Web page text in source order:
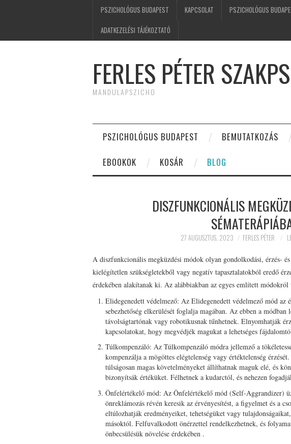
PSZICHOLÓGUS BUDAPEST KAPCSOLAT PSZICHOLÓGUS
ADATKEZELÉSI TÁJÉKOZTATÓ
FERLES PÉTER
MANDULAPSZICHO
PSZICHOLÓGUS BUDAPEST BEMUTATKOZÁS
EBOOKOK
KOSÁR BLOG
DISZFUNKCIONÁLIS
27 AUGUSZTUS, 2023 FERLES PÉTER
A diszfunkcionális megküzdési módok olyan gondolkodási, érzés-
kielégítetlen szükségletekből vagy negatív tapasztalatokból eredő
érdekében alakítanak ki. Az alábbiakban az egyes említett
Elidegenedett védelmező: Az Elidegenedett védelmező mód az
sebezhetőség elkerülését foglalja magában. Az ebben a módban
távolságtartónak vagy robotikusnak tűnhetnek. Elnyomhatják
kapcsolatokat, hogy megvédjék magukat a lehetséges
Túlkompenzáló: Az Túlkompenzáló módra jellemző a
kompenzálja a mögöttes elégtelenség vagy értéktelenség
túlságosan magas követelményeket állíthatnak maguk elé, és
bizonyítsák értéküket. Félhetnek a kudarctól, és nehezen
Önfelértékelő mód: Az Önfelértékelő mód (Self-Aggrandizer)
önreklámozás révén keresik az érvényesítést, a figyelmet és a
eltúlozhatják eredményeiket, tehetségüket vagy
másoktól. Felfuvalkodott önérzettel rendelkezhetnek, és
önbecsülésük növelése érdekében .